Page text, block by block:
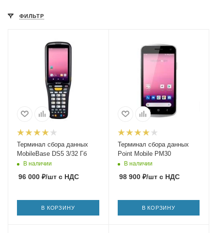
ФИЛЬТР
Терминал сбора данных
MobileBase DS5 3/32 Гб
В наличии
96 000 ₽/шт с НДС
В КОРЗИНУ
Терминал сбора данных
Point Mobile PM30
В наличии
98 900₽/штс НДС
В КОРЗИНУ